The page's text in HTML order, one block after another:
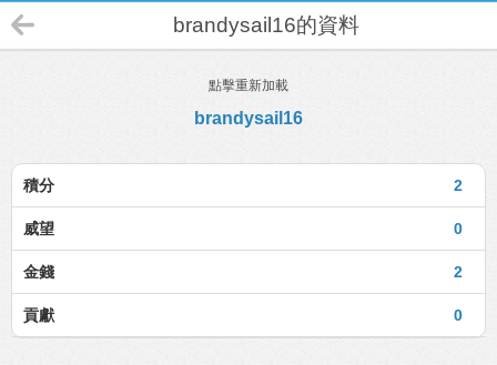
brandysail16的資料
點擊重新加載
brandysail16
2
積分
0
威望
2
金錢
0
貢獻